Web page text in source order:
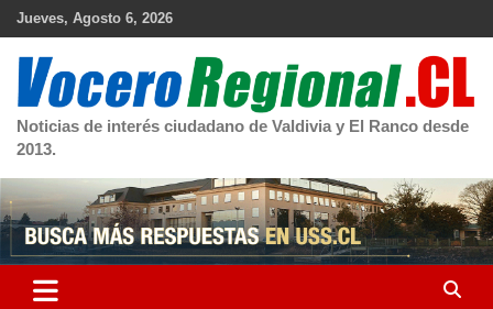
Skip
Jueves, Agosto 6, 2026
Noticias de interés ciudadano de Valdivia y El Ranco desde
2013.